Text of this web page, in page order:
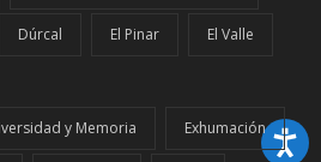
Dúrcal El Pinar El Valle
y Memoria Exhumación